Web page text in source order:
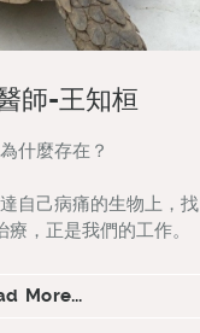
師-王知桓
什麼存在？
自己病痛的生物上，找
，正是我們的工作。
More...